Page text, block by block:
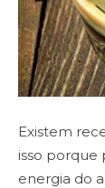
Existem
isso porque
energia do